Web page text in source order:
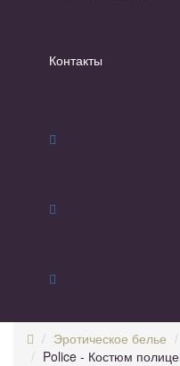
Контакты
Эротическое белье
Police - Костюм